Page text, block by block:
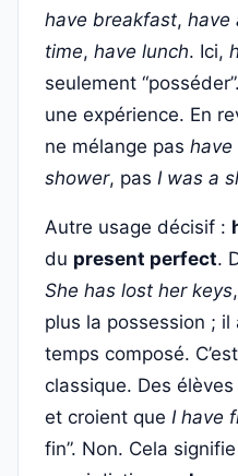
have breakfast, have
time, have lunch. Ici,
seulement
une expérience. En
ne mélange pas have
shower, pas I was a
Autre usage décisif :
du present perfect.
She has lost her keys,
plus la possession ;
temps composé.
classique. Des
et croient que I have
fin”. Non. Cela signifie